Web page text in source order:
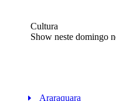
Cultura
Show neste domingo
Araraquara